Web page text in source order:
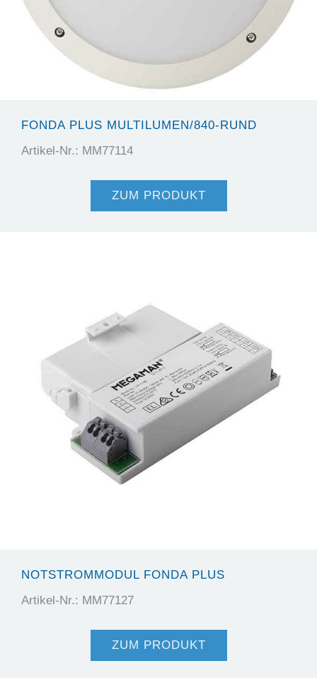
FONDA PLUS MULTILUMEN/840-RUND
Artikel-Nr.: MM77114
ZUM PRODUKT
NOTSTROMMODUL FONDA PLUS
Artikel-Nr.: MM77127
ZUM PRODUKT